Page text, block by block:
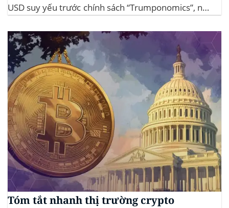
USD suy yếu trước chính sách “Trumponomics”, nhà
Sự kiện Chi tiết Hack 100 triệu USD...
Tóm tắt nhanh thị trường crypto